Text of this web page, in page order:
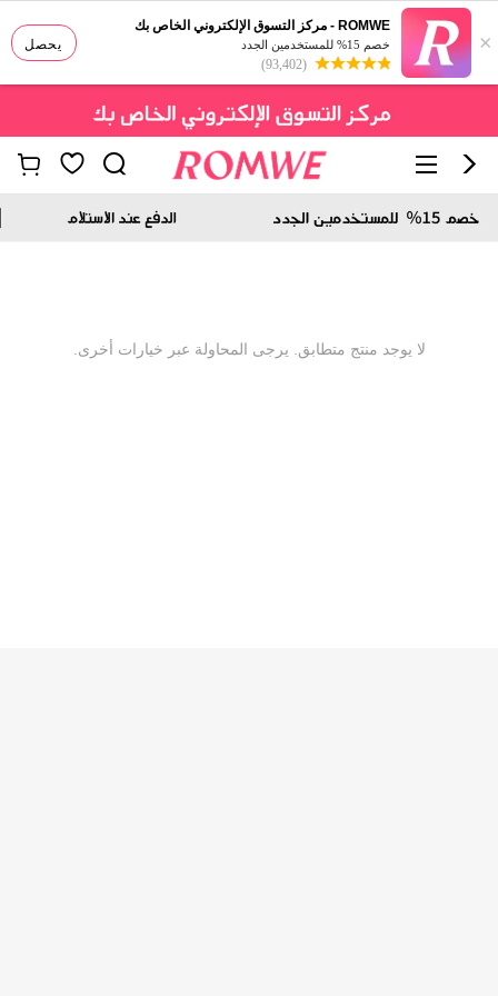
يحصل ×
ROMWE - مركز التسوق الإلكتروني الخاص بك
خصم 15% للمستخدمين الجدد
(93,402)
لا يوجد منتج متطابق. يرجى المحاولة عبر خيارات أخرى.